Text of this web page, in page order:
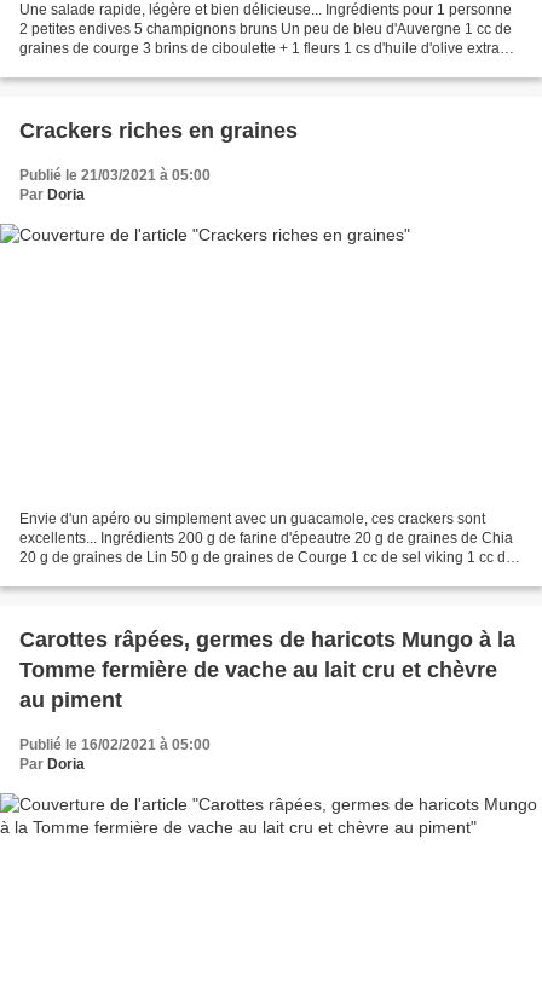
Une salade rapide, légère et bien délicieuse... Ingrédients pour 1 personne
2 petites endives 5 champignons bruns Un peu de bleu d'Auvergne 1 cc de
graines de courge 3 brins de ciboulette + 1 fleurs 1 cs d'huile d'olive extra
Crackers riches en graines
Publié le 21/03/2021 à 05:00
Par Doria
Envie d'un apéro ou simplement avec un guacamole, ces crackers sont
excellents... Ingrédients 200 g de farine d'épeautre 20 g de graines de Chia
20 g de graines de Lin 50 g de graines de Courge 1 cc de sel viking 1 cc de
Carottes râpées, germes de haricots Mungo à la
Tomme fermière de vache au lait cru et chèvre
au piment
Publié le 16/02/2021 à 05:00
Par Doria